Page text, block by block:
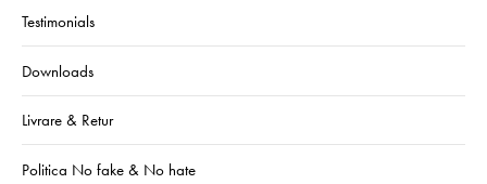
Testimonials
Downloads
Livrare & Retur
Politica No fake & No hate